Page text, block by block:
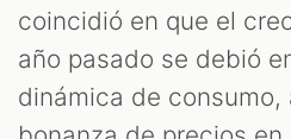
coincidió en que el
año pasado se debió
dinámica de consumo,